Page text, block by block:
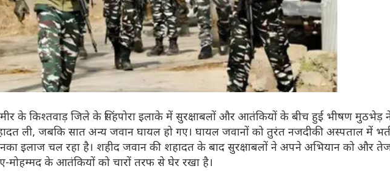
के किश्तवाड़ जिले के सिंहपोरा इलाके में सुरक्षाबलों और आतंकियों के बीच हुई भीषण मुठभेड़
ली, जबकि सात अन्य जवान घायल हो गए। घायल जवानों को तुरंत नजदीकी अस्पताल में
इलाज चल रहा है। शहीद जवान की शहादत के बाद सुरक्षाबलों ने अपने अभियान को और
के आतंकियों को चारों तरफ से घेर रखा है।